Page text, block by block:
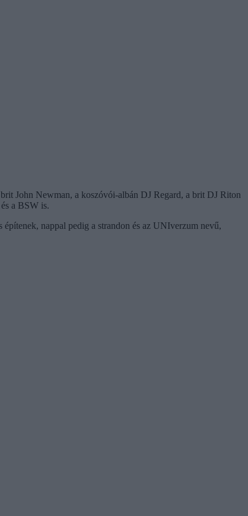
John Newman, a koszóvói-albán DJ Regard, a brit DJ Riton
a BSW is.
nappal pedig a strandon és az UNIverzum nevű,